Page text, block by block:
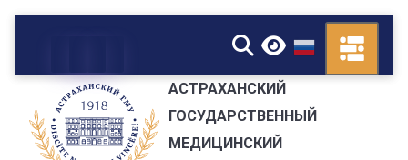
▼
АСТРАХАНСКИЙ
ГОСУДАРСТВЕННЫЙ
МЕДИЦИНСКИЙ